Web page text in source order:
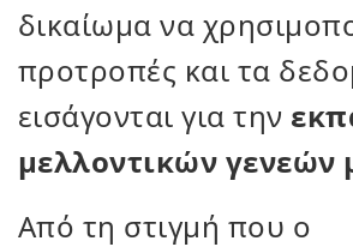
δικαίωμα να
προτροπές και τα
εισάγονται για την
μελλοντικών γενεών
Από τη στιγμή που ο